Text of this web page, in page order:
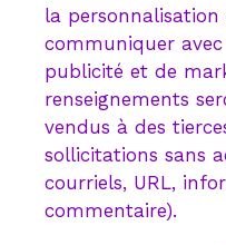
la
communiquer
publicité et de
renseignements
vendus à des
sollicitations sans
courriels, URL,
commentaire).